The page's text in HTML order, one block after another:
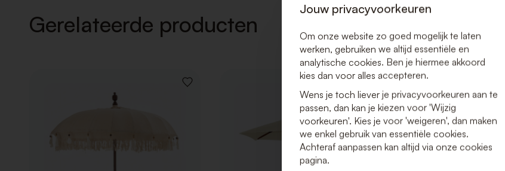
Gerelateerde producten
VOEG
TOE
AAN
VERLANGLIJST
Jouw privacyvoorkeuren
Om onze website zo goed mogelijk te laten
werken, gebruiken we altijd essentiële en
analytische cookies. Ben je hiermee akkoord
kies dan voor alles accepteren.
Wens je toch liever je privacyvoorkeuren aan te
passen, dan kan je kiezen voor 'Wijzig
voorkeuren'. Kies je voor 'weigeren', dan maken
we enkel gebruik van essentiële cookies.
Achteraf aanpassen kan altijd via onze cookies
pagina.